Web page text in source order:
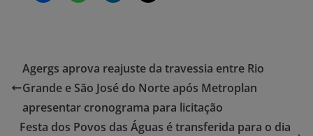
Agergs aprova reajuste da travessia entre Rio
Grande e São José do Norte após Metroplan
apresentar cronograma para licitação
Festa dos Povos das Águas é transferida para o dia